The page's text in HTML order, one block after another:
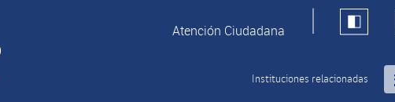
Atención Ciudadana
Instituciones relacionadas